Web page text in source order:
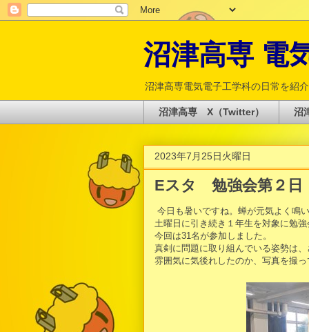
沼津高専 電
沼津高専電気電子工学科の日常を紹
沼津高専 X（Twitter） 沼
2023年7月25日火曜日
Eスタ 勉強会第２日
今日も暑いですね。蝉が元気よく鳴
土曜日に引き続き１年生を対象に勉
今回は31名が参加しました。
真剣に問題に取り組んでいる姿勢は
雰囲気に気後れしたのか、写真を撮